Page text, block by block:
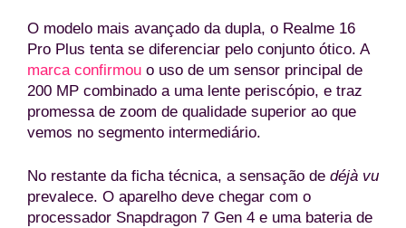
O modelo mais avançado da dupla, o Realme 16
Pro Plus tenta se diferenciar pelo conjunto ótico. A
marca confirmou o uso de um sensor principal de
200 MP combinado a uma lente periscópio, e traz
promessa de zoom de qualidade superior ao que
vemos no segmento intermediário.
No restante da ficha técnica, a sensação de déjà vu
prevalece. O aparelho deve chegar com o
processador Snapdragon 7 Gen 4 e uma bateria de